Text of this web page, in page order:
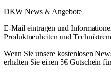
DKW News & Angebote
E-Mail eintragen und
Produktneuheiten und
Wenn Sie unsere kostenlosen
erhalten Sie einen 5€ Gutschein